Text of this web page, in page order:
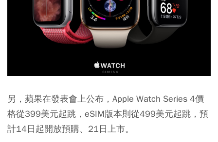
另，蘋果在發表會上公布，Apple Watch Series 4價
格從399美元起跳，eSIM版本則從499美元起跳，預
計14日起開放預購、21日上市。